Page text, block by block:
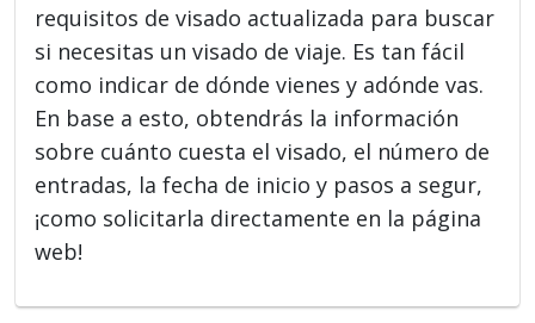
requisitos de visado actualizada para buscar
si necesitas un visado de viaje. Es tan fácil
como indicar de dónde vienes y adónde vas.
En base a esto, obtendrás la información
sobre cuánto cuesta el visado, el número de
entradas, la fecha de inicio y pasos a segur,
¡como solicitarla directamente en la página
web!